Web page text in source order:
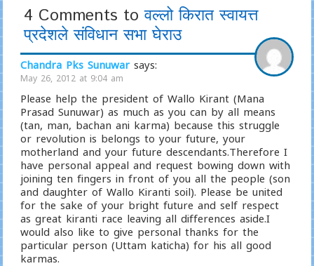
4 Comments toवल्लो किरात स्वायत्त
प्रदेशले संविधान सभा घेराउ
Chandra Pks Sunuwar says:
May 26, 2012 at 9:04 am
Please help the president of Wallo Kirant (Mana
Prasad Sunuwar) as much as you can by all means
(tan, man, bachan ani karma) because this struggle
or revolution is belongs to your future, your
motherland and your future descendants.Therefore I
have personal appeal and request bowing down with
joining ten fingers in front of you all the people (son
and daughter of Wallo Kiranti soil). Please be united
for the sake of your bright future and self respect
as great kiranti race leaving all differences aside.I
would also like to give personal thanks for the
particular person (Uttam katicha) for his all good
karmas.